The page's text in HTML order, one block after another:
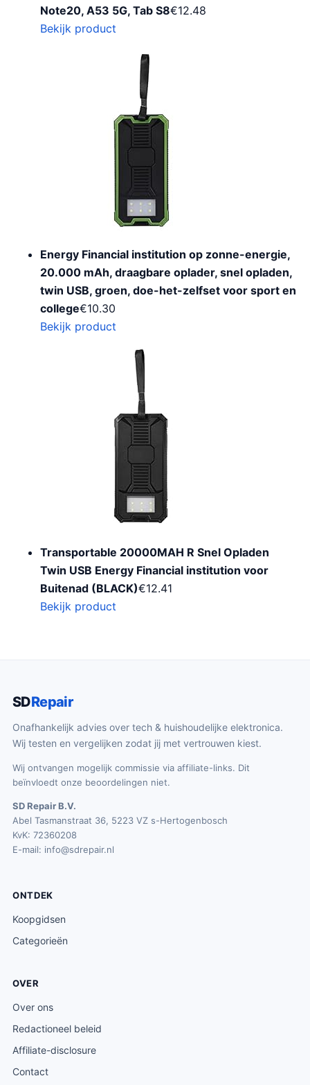
Note20, A53 5G, Tab S8€12.48
Bekijk product
Energy Financial institution op zonne-energie,
20.000 mAh, draagbare oplader, snel opladen,
twin USB, groen, doe-het-zelfset voor sport en
college€10.30
Bekijk product
Transportable 20000MAH R Snel Opladen
Twin USB Energy Financial institution voor
Buitenad (BLACK)€12.41
Bekijk product
SDRepair
Onafhankelijk advies over tech & huishoudelijke elektronica.
Wij testen en vergelijken zodat jij met vertrouwen kiest.
Wij ontvangen mogelijk commissie via affiliate-links. Dit
beïnvloedt onze beoordelingen niet.
SD Repair B.V.
Abel Tasmanstraat 36, 5223 VZ s-Hertogenbosch
KvK: 72360208
E-mail: info@sdrepair.nl
ONTDEK
Koopgidsen
Categorieën
OVER
Over ons
Redactioneel beleid
Affiliate-disclosure
Contact